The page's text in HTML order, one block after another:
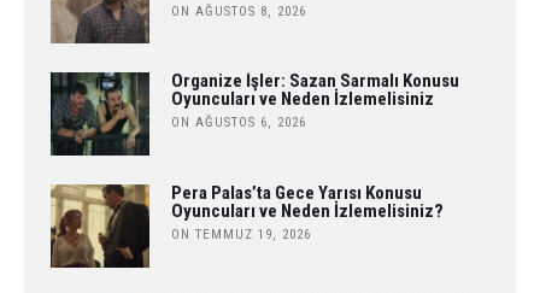
ON AĞUSTOS 8, 2026
Organize İşler: Sazan Sarmalı Konusu
Oyuncuları ve Neden İzlemelisiniz
ON AĞUSTOS 6, 2026
Pera Palas’ta Gece Yarısı Konusu
Oyuncuları ve Neden İzlemelisiniz?
ON TEMMUZ 19, 2026